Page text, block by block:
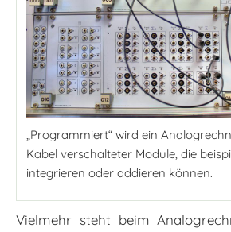
„Programmiert“ wird ein
Kabel verschalteter Module, die
integrieren oder addieren können.
Vielmehr steht beim